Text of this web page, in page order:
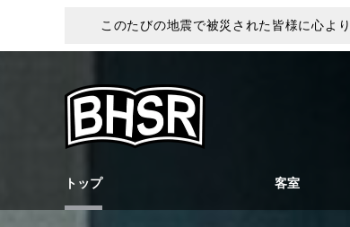
このたびの地震で被災された皆様に心よ
トップ 客室